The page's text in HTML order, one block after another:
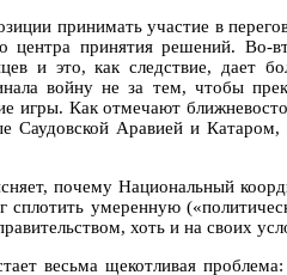
принимать участие в
центра принятия решений. Во-
и это, как следствие, дает
войну не за тем, чтобы
игры. Как отмечают
Саудовской Аравией и
почему Национальный
сплотить умеренную
хоть и на своих
весьма щекотливая